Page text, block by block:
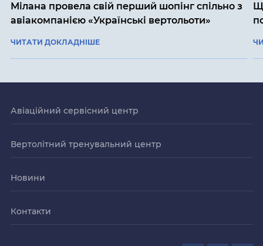
Мілана провела свій перший шопінг спільно з
авіакомпанією «Українські вертольоти»
ЧИТАТИ ДОКЛАДНІШЕ
Авіаційний сервісний центр
Вертолітний тренувальний центр
Новини
Контакти